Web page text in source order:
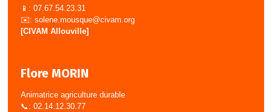
📱: 07.67.54.23.31
✉️: solene.mousque@civam.org
[CIVAM Allouville]
Flore MORIN
Animatrice agriculture durable
📞: 02.14.12.30.77